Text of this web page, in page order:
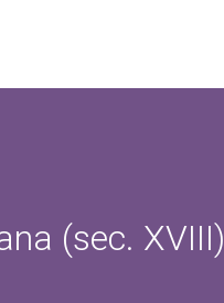
(sec. XVIII)